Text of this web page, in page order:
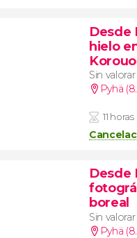
Desde
hielo
Sin valorar
Pyhä
11 horas
Desde
boreal
Sin valorar
Pyhä